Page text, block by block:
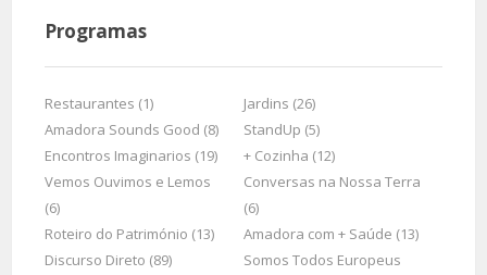
Programas
Restaurantes (1)
Jardins (26)
Amadora Sounds Good (8)
StandUp (5)
Encontros Imaginarios (19)
+ Cozinha (12)
Vemos Ouvimos e Lemos
(6)
Conversas na Nossa Terra
(6)
Roteiro do Património (13)
Amadora com + Saúde (13)
Discurso Direto (89)
Somos Todos Europeus